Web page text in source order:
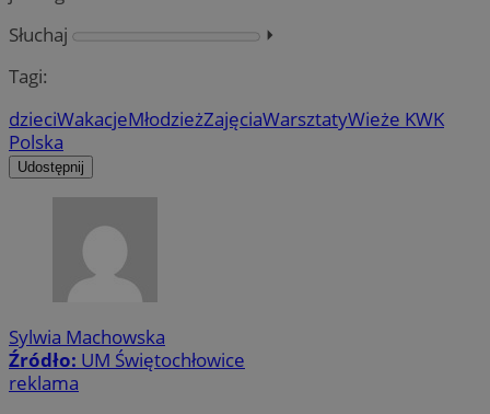
Słuchaj
⏵︎
Tagi:
dzieciWakacjeMłodzieżZajęciaWarsztatyWieże KWK
Polska
Udostępnij
Sylwia Machowska
Źródło: UM Świętochłowice
reklama